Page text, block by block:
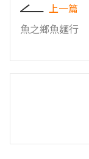
上一篇
魚之鄉魚麵行